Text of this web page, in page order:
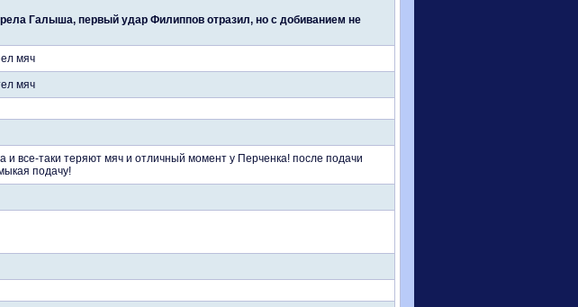
Галыша, первый удар Филиппов отразил, но с добиванием не
мяч
мяч
и все-таки теряют мяч и отличный момент у Перченка! после подачи
подачу!